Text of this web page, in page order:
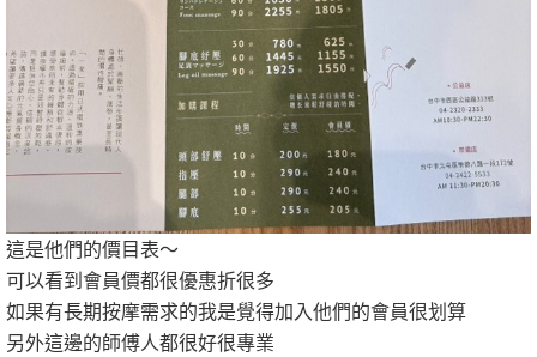
這是他們的價目表～
可以看到會員價都很優惠折很多
如果有長期按摩需求的我是覺得加入他們的會員很划算
另外這邊的師傅人都很好很專業